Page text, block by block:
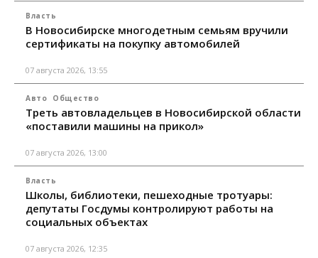
Власть
В Новосибирске многодетным семьям вручили
сертификаты на покупку автомобилей
07 августа 2026, 13:55
Авто Общество
Треть автовладельцев в Новосибирской области
«поставили машины на прикол»
07 августа 2026, 13:00
Власть
Школы, библиотеки, пешеходные тротуары:
депутаты Госдумы контролируют работы на
социальных объектах
07 августа 2026, 12:35